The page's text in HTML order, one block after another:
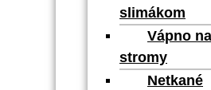
slimákom
Vápno na
stromy
Netkané
Pridať do košíka